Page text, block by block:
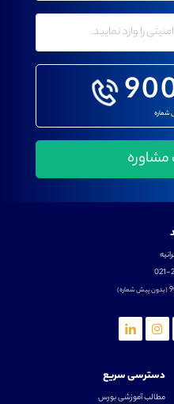
شماره
021-
(بدون پیش شماره)
دسترسی سریع
مطالب آموزشی بورس